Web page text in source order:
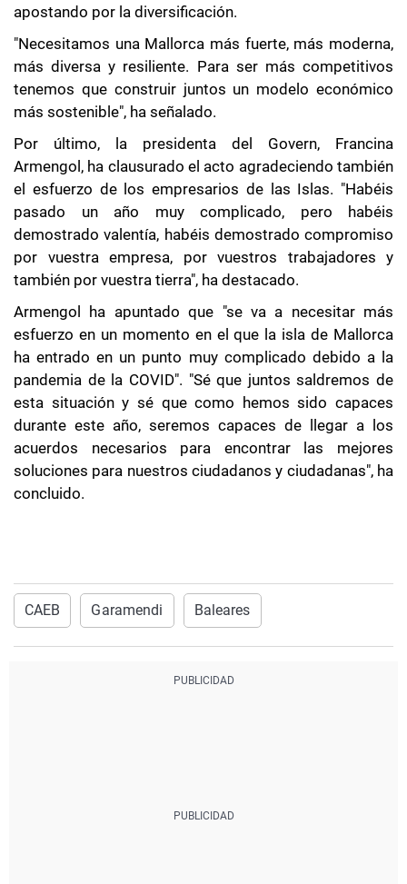
apostando por la diversificación.
"Necesitamos una Mallorca más fuerte, más moderna,
más diversa y resiliente. Para ser más competitivos
tenemos que construir juntos un modelo económico
más sostenible", ha señalado.
Por último, la presidenta del Govern, Francina
Armengol, ha clausurado el acto agradeciendo también
el esfuerzo de los empresarios de las Islas. "Habéis
pasado un año muy complicado, pero habéis
demostrado valentía, habéis demostrado compromiso
por vuestra empresa, por vuestros trabajadores y
también por vuestra tierra", ha destacado.
Armengol ha apuntado que "se va a necesitar más
esfuerzo en un momento en el que la isla de Mallorca
ha entrado en un punto muy complicado debido a la
pandemia de la COVID". "Sé que juntos saldremos de
esta situación y sé que como hemos sido capaces
durante este año, seremos capaces de llegar a los
acuerdos necesarios para encontrar las mejores
soluciones para nuestros ciudadanos y ciudadanas", ha
concluido.
CAEB Garamendi Baleares